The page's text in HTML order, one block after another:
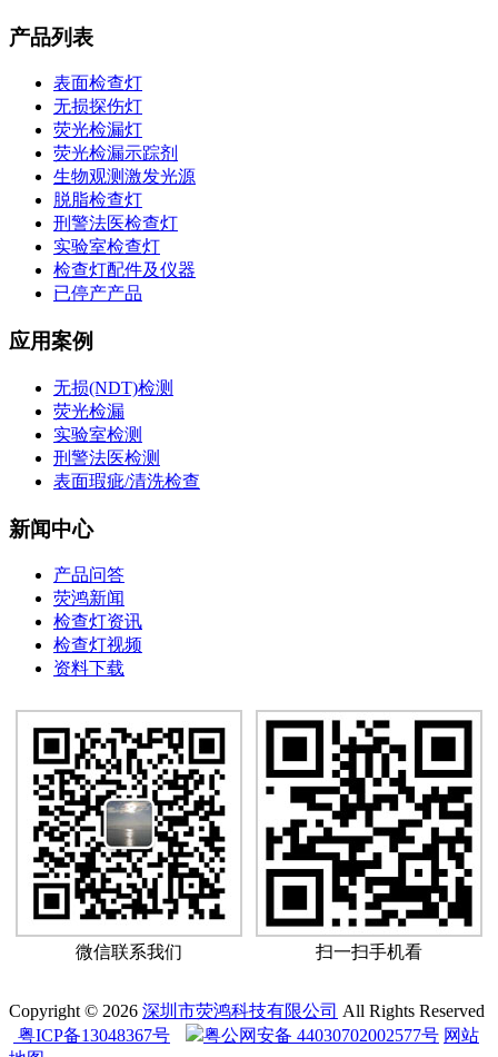
产品列表
表面检查灯
无损探伤灯
荧光检漏灯
荧光检漏示踪剂
生物观测激发光源
脱脂检查灯
刑警法医检查灯
实验室检查灯
检查灯配件及仪器
已停产产品
应用案例
无损(NDT)检测
荧光检漏
实验室检测
刑警法医检测
表面瑕疵/清洗检查
新闻中心
产品问答
荧鸿新闻
检查灯资讯
检查灯视频
资料下载
微信联系我们 扫一扫手机看
Copyright © 2026 深圳市荧鸿科技有限公司 All Rights Reserved
粤ICP备13048367号
粤公网安备 44030702002577号 网站